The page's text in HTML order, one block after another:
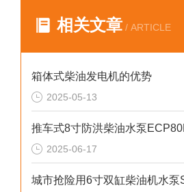
相关文章 / ARTICLE
箱体式柴油发电机的优势
2025-05-13
推车式8寸防洪柴油水泵
2025-06-17